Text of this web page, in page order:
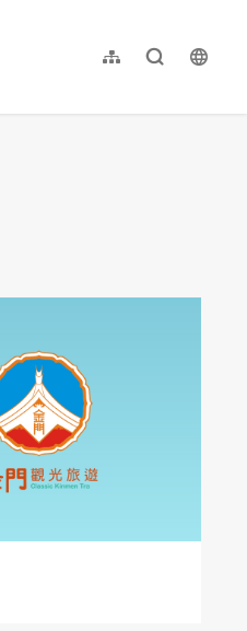
网站导览全文检索
繁體中文